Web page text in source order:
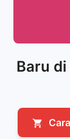
Baru
shopping_cart